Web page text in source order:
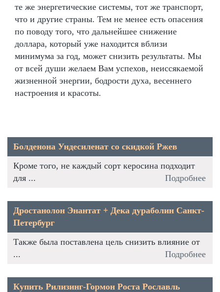
те же энергетические системы, тот же транспорт,
что и другие страны. Тем не менее есть опасения
по поводу того, что дальнейшее снижение
доллара, который уже находится вблизи
минимума за год, может снизить результаты. Мы
от всей души желаем Вам успехов, неиссякаемой
жизненной энергии, бодрости духа, весеннего
настроения и красоты.
Болденона Ундесиленат со скидкой Ржев
Кроме того, не каждый сорт керосина подходит
для ...
Подробнее
Дростанолон Энантат + Дека дураболин Санкт-
Петербург
Также была поставлена цель снизить влияние от
...
Подробнее
Купить Рилизинг-Гормон Роста Рославль